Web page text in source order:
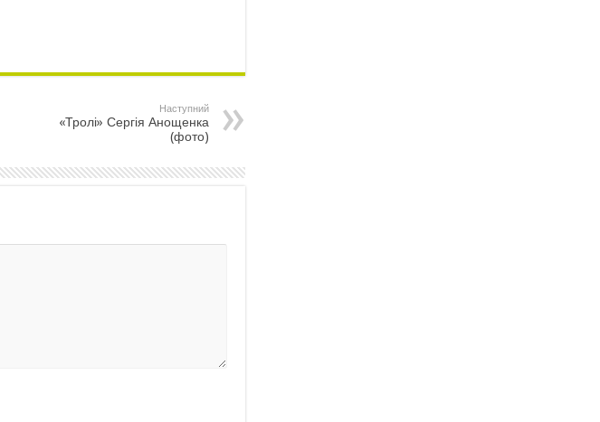
Наступний
«Тролі» Сергія Анощенка
(фото)